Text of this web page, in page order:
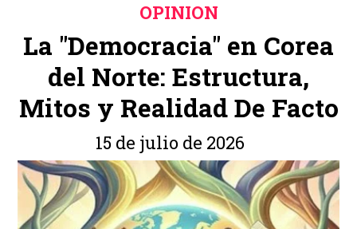
La "Democracia" en Corea
del Norte: Estructura,
Mitos y Realidad De Facto
OPINION
15 de julio de 2026